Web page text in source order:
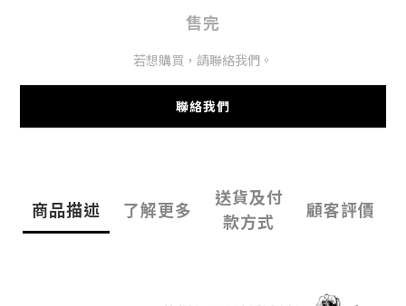
售完
若想購買，請聯絡我們。
聯絡我們
商品描述 了解更多
送貨及付
款方式
顧客評價